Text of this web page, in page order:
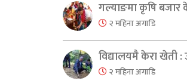
गल्याङमा कृषि बजार
२ महिना अगाडि
विद्यालयमै केरा खेती :
२ महिना अगाडि